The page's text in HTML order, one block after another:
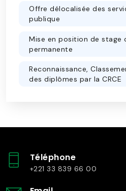
Offre délocalisée des
publique
Mise en position de stage
permanente
Reconnaissance,
des diplômes par la CRCE
Téléphone
+221 33 839 66 00